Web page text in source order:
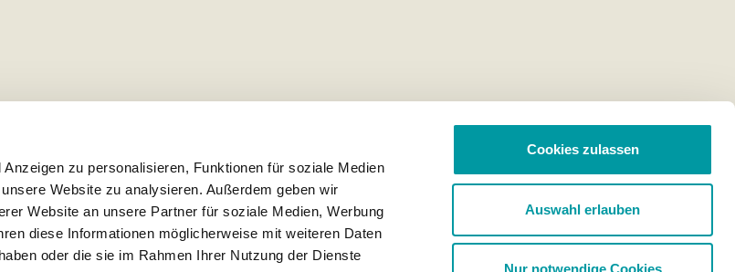
zu personalisieren, Funktionen für soziale Medien
Website zu analysieren. Außerdem geben wir
Website an unsere Partner für soziale Medien, Werbung
diese Informationen möglicherweise mit weiteren Daten
oder die sie im Rahmen Ihrer Nutzung der Dienste
Cookies zulassen
Auswahl erlauben
Nur notwendige Cookies